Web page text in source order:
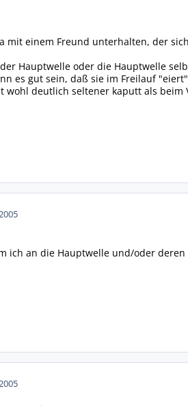
mit einem Freund unterhalten, der
Hauptwelle oder die Hauptwelle
es gut sein, daß sie im Freilauf
wohl deutlich seltener kaputt als beim
ich an die Hauptwelle und/oder deren